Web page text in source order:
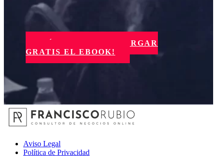
¡SÍ, QUIERO DESCARGAR
GRATIS EL EBOOK!
Aviso Legal
Política de Privacidad